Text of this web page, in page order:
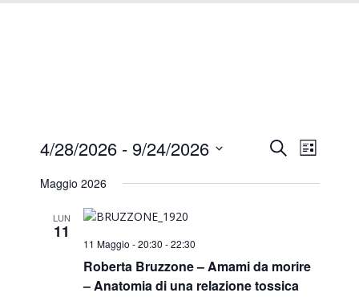
Events
Search
Views
Search
Elenco
4/28/2026 - 9/24/2026
date.
Maggio 2026
LUN
11
11 Maggio - 20:30 -22:30
Roberta Bruzzone – Amami da morire
– Anatomia di una relazione tossica